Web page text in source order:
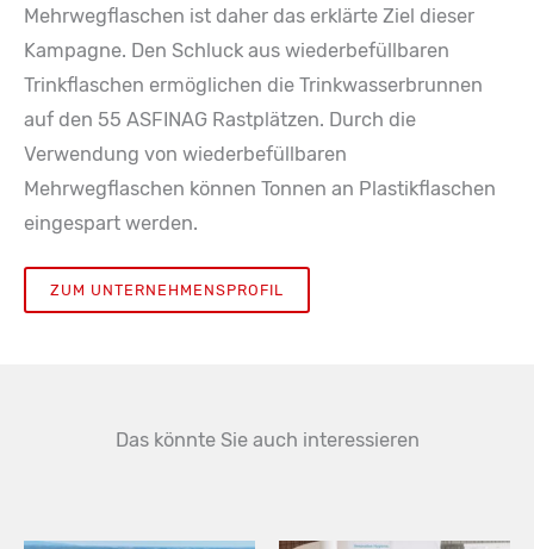
Mehrwegflaschen ist daher das erklärte Ziel dieser
Kampagne. Den Schluck aus wiederbefüllbaren
Trinkflaschen ermöglichen die Trinkwasserbrunnen
auf den 55 ASFINAG Rastplätzen. Durch die
Verwendung von wiederbefüllbaren
Mehrwegflaschen können Tonnen an Plastikflaschen
eingespart werden.
ZUM UNTERNEHMENSPROFIL
Das könnte Sie auch interessieren